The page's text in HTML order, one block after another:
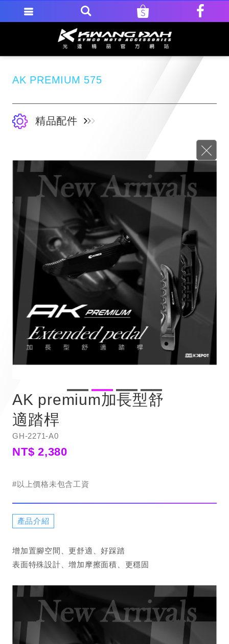
AK PREMIUM 575
精品配件
AK premium加長型舒
適踏桿
GH-2271-A0
NT$ 2,380
#以上價格未包含工資
產品介紹
增加置腳空間、更舒適、好踩踏
表面特殊設計、增加摩擦面積、更穩固